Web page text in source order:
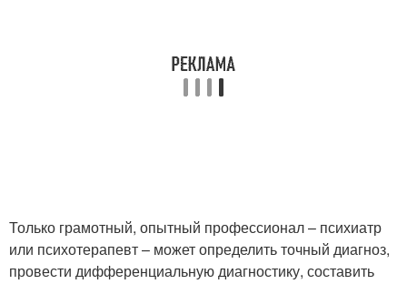
Только грамотный, опытный профессионал – психиатр
или психотерапевт – может определить точный диагноз,
провести дифференциальную диагностику, составить